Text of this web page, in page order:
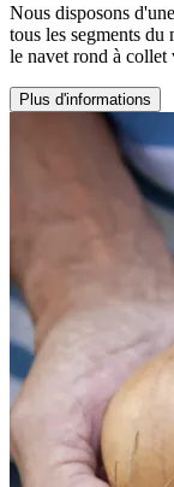
Nous disposons
tous les segments
le navet rond à
Plus d'informations